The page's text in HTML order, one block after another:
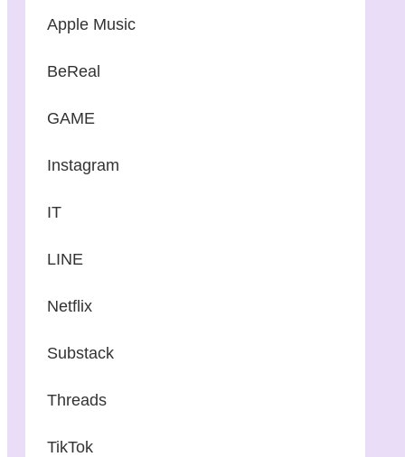
Apple Music
BeReal
GAME
Instagram
IT
LINE
Netflix
Substack
Threads
TikTok